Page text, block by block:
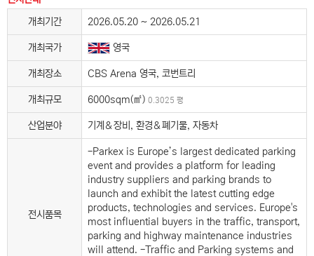
개최기간
2026.05.20 ~ 2026.05.21
개최국가 영국
개최장소 CBS Arena 영국, 코번트리
개최규모 6000sqm(㎡) 0.3025 평
산업분야 기계＆장비, 환경＆폐기물, 자동차
전시품목
-Parkex is Europe’s largest dedicated parking
event and provides a platform for leading
industry suppliers and parking brands to
launch and exhibit the latest cutting edge
products, technologies and services. Europe's
most influential buyers in the traffic, transport,
parking and highway maintenance industries
will attend. -Traffic and Parking systems and